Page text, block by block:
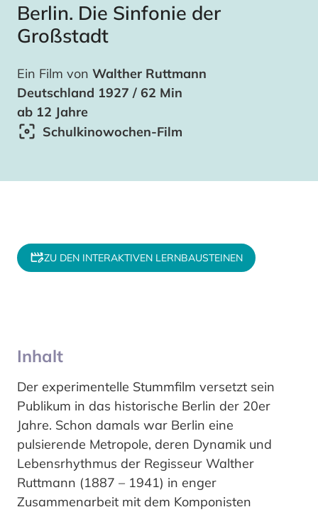
Berlin. Die Sinfonie der
Großstadt
Ein Film von Walther Ruttmann
Deutschland 1927 / 62 Min
ab 12 Jahre
Schulkinowochen-Film
ZU DEN INTERAKTIVEN LERNBAUSTEINEN
Inhalt
Der experimentelle Stummfilm versetzt sein
Publikum in das historische Berlin der 20er
Jahre. Schon damals war Berlin eine
pulsierende Metropole, deren Dynamik und
Lebensrhythmus der Regisseur Walther
Ruttmann (1887 – 1941) in enger
Zusammenarbeit mit dem Komponisten